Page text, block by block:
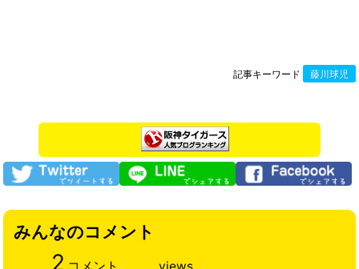
記事キーワード 藤川球児
みんなのコメント
2